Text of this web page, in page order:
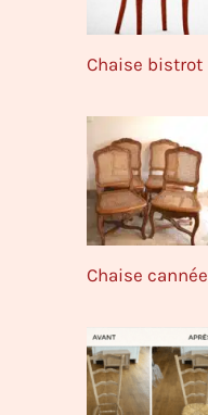
Chaise bistrot
Chaise cannée